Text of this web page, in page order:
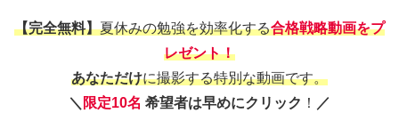
【完全無料】夏休みの勉強を効率化する合格戦略動画をプ
レゼント！
あなただけに撮影する特別な動画です。
＼ 限定10名 希望者は早めにクリック ！ ／